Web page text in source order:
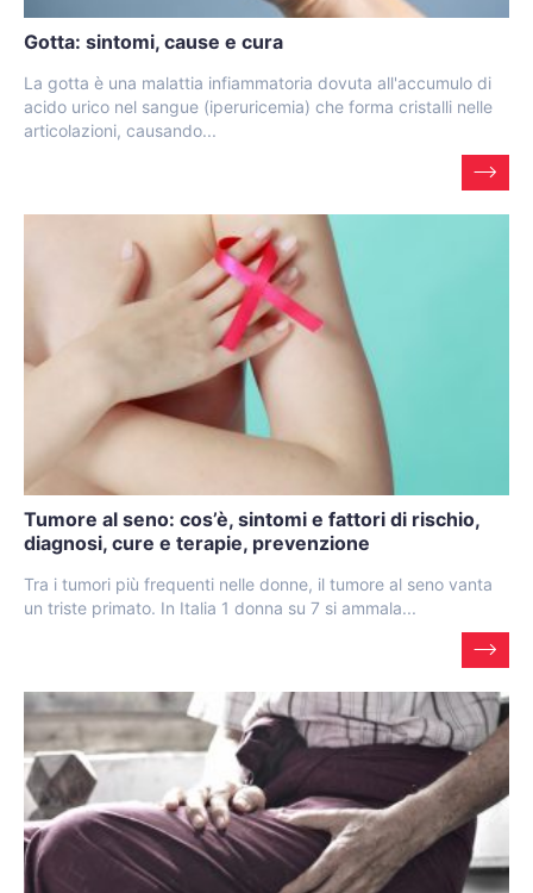
Gotta: sintomi, cause e cura
La gotta è una malattia infiammatoria dovuta all'accumulo di
acido urico nel sangue (iperuricemia) che forma cristalli nelle
articolazioni, causando...
Tumore al seno: cos’è, sintomi e fattori di rischio,
diagnosi, cure e terapie, prevenzione
Tra i tumori più frequenti nelle donne, il tumore al seno vanta
un triste primato. In Italia 1 donna su 7 si ammala...